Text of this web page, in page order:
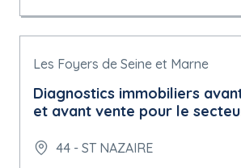
Les Foyers de Seine et Marne
Diagnostics immobiliers
et avant vente pour le
44 - ST NAZAIRE